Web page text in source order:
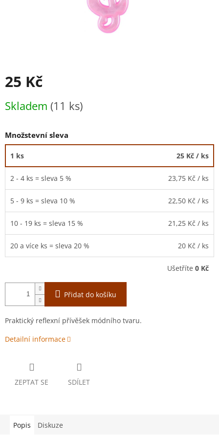
25 Kč
cena:
Skladem (11 ks)
Množstevní sleva
1 ks 25 Kč / ks
2 - 4 ks = sleva 5 % 23,75 Kč / ks
5 - 9 ks = sleva 10 % 22,50 Kč / ks
10 - 19 ks = sleva 15 % 21,25 Kč / ks
20 a více ks = sleva 20 % 20 Kč / ks
Ušetříte 0 Kč
Přidat do košíku
Praktický reflexní přívěšek módního tvaru.
Detailní informace
ZEPTAT SE SDÍLET
Popis Diskuze